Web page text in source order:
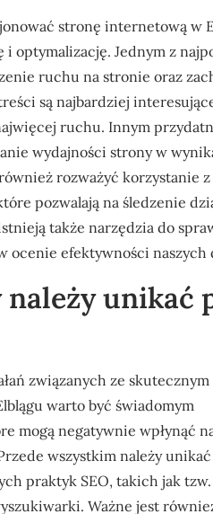
stronę internetową w
i optymalizację. Jednym z
ruchu na stronie oraz
są najbardziej
ruchu. Innym
wydajności strony w
rozważyć korzystanie
pozwalają na śledzenie
także narzędzia do
ocenie efektywności naszych
należy
związanych ze skutecznym
warto być świadomym
mogą negatywnie wpłynąć
wszystkim należy unikać
praktyk SEO, takich jak
Ważne jest